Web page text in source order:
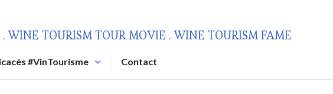
WINE TOURISM TOUR MOVIE . WINE TOURISM FAME
#VinTourisme Contact